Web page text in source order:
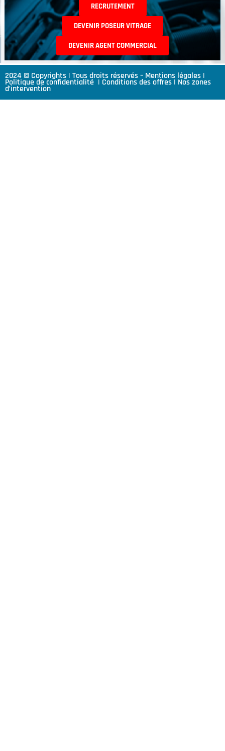
RECRUTEMENT
DEVENIR POSEUR VITRAGE
DEVENIR AGENT COMMERCIAL
2024 © Copyrights | Tous droits réservés – Mentions légales |
Politique de confidentialité | Conditions des offres | Nos zones
d’intervention